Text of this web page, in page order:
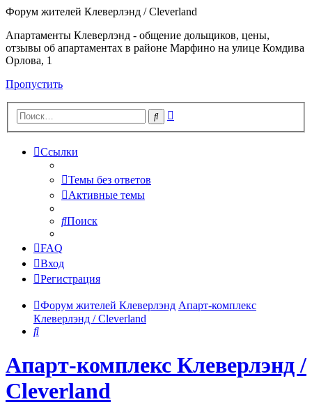
Форум жителей Клеверлэнд / Cleverland
Апартаменты Клеверлэнд - общение дольщиков, цены,
отзывы об апартаментах в районе Марфино на улице Комдива
Орлова, 1
Пропустить
Поиск
Ссылки
Темы без ответов
Активные темы
Поиск
FAQ
Вход
Регистрация
Форум жителей Клеверлэнд Апарт-комплекс
Клеверлэнд / Cleverland
Поиск
Апарт-комплекс Клеверлэнд /
Cleverland